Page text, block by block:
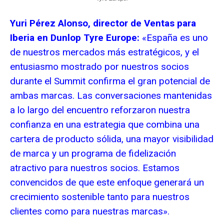
Yuri Pérez Alonso, director de Ventas para
Iberia en Dunlop Tyre Europe: «España es uno
de nuestros mercados más estratégicos, y el
entusiasmo mostrado por nuestros socios
durante el Summit confirma el gran potencial de
ambas marcas. Las conversaciones mantenidas
a lo largo del encuentro reforzaron nuestra
confianza en una estrategia que combina una
cartera de producto sólida, una mayor visibilidad
de marca y un programa de fidelización
atractivo para nuestros socios. Estamos
convencidos de que este enfoque generará un
crecimiento sostenible tanto para nuestros
clientes como para nuestras marcas».